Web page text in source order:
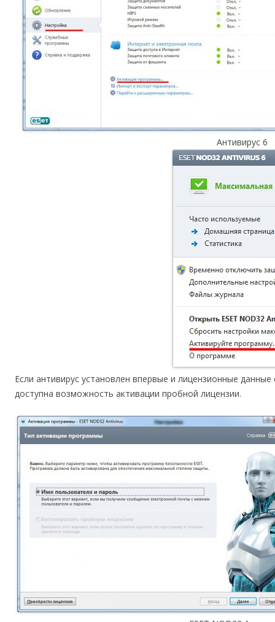
Антивирус 6
Если антивирус установлен впервые и лицензионные
доступна возможность активации пробной лицензии.